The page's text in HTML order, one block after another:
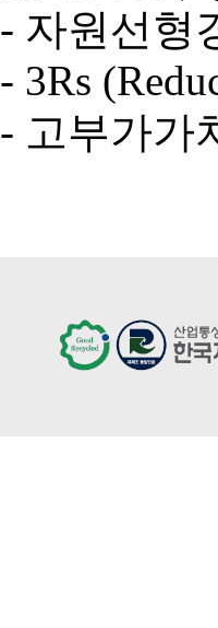
- 자원선형
- 3Rs
- 고부가가